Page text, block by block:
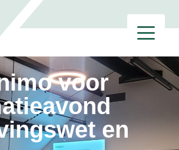
voor
en